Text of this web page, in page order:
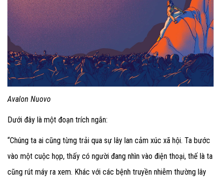
Avalon Nuovo
Dưới đây là một đoạn trích ngắn:
“Chúng ta ai cũng từng trải qua sự lây lan cảm xúc xã hội. Ta bước
vào một cuộc họp, thấy có người đang nhìn vào điện thoại, thế là ta
cũng rút máy ra xem. Khác với các bệnh truyền nhiễm thường lây